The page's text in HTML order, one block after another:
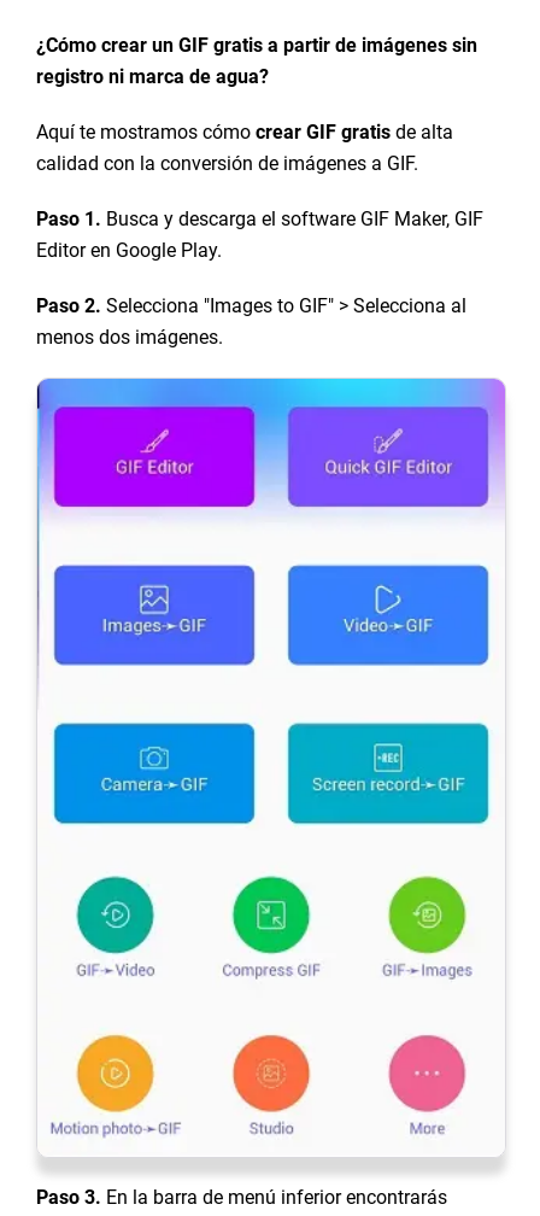
¿Cómo crear un GIF gratis a partir de imágenes sin
registro ni marca de agua?
Aquí te mostramos cómo crear GIF gratis de alta
calidad con la conversión de imágenes a GIF.
Paso 1. Busca y descarga el software GIF Maker, GIF
Editor en Google Play.
Paso 2. Selecciona "Images to GIF" > Selecciona al
menos dos imágenes.
Paso 3. En la barra de menú inferior encontrarás